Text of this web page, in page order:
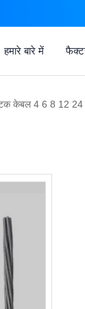
हमारे बारे में
केबल 4 6 8 12 24